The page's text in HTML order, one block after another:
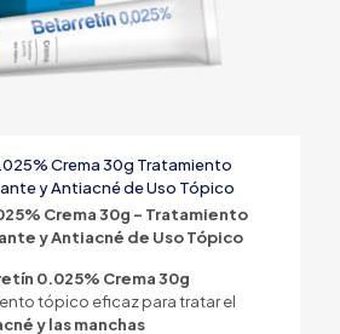
Crema 30g Tratamiento
y Antiacné de Uso Tópico
Crema 30g – Tratamiento
y Antiacné de Uso Tópico
0.025% Crema 30g
tópico eficaz para tratar el
y las manchas